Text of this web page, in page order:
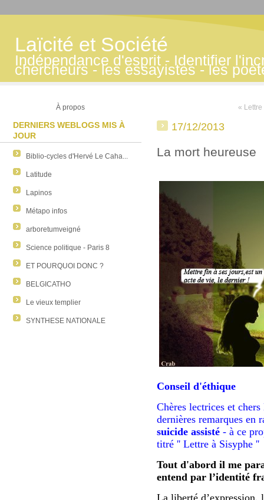
Laïcité et Société
Indépendance d'esprit - Identifier
chercheurs - les essayistes - les
À propos
DERNIERS WEBLOGS MIS À
JOUR
Biblio-cycles d'Hervé Le Caha...
Latitude
Lapinos
Métapo infos
arboretumveigné
Science politique - Paris 8
ET POURQUOI DONC ?
BELGICATHO
Le vieux templier
SYNTHESE NATIONALE
«
17/12/2013
La mort heureuse
Conseil d'éthique
Chères lectrices et
dernières remarques en
suicide assisté - à ce
titré '' Lettre à Sisyphe ''
Tout d'abord il me
entend par l’identité
La liberté